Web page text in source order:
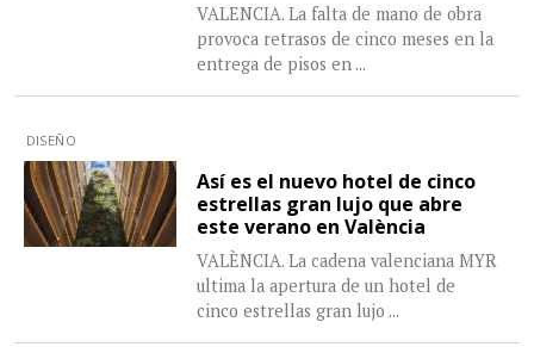
VALENCIA. La falta de mano de obra
provoca retrasos de cinco meses en la
entrega de pisos en ...
DISEÑO
Así es el nuevo hotel de cinco
estrellas gran lujo que abre
este verano en València
VALÈNCIA. La cadena valenciana MYR
ultima la apertura de un hotel de
cinco estrellas gran lujo ...